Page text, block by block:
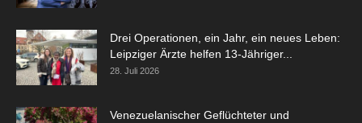
Drei Operationen, ein Jahr, ein neues Leben:
Leipziger Ärzte helfen 13-Jähriger...
28. Juli 2026
Venezuelanischer Geflüchteter und